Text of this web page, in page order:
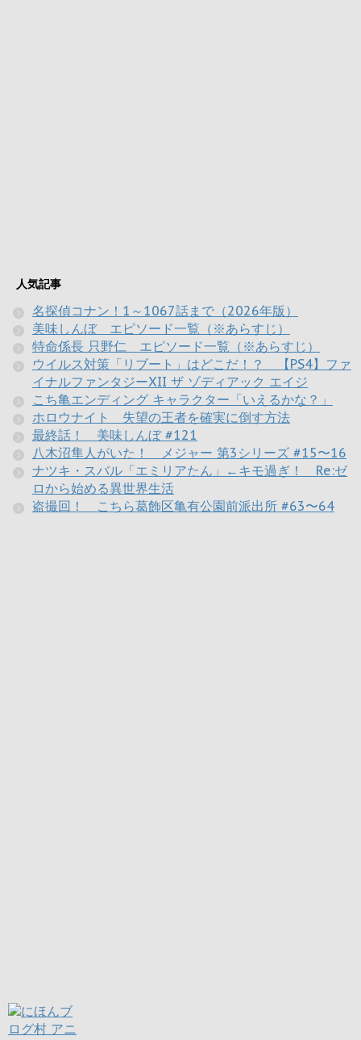
人気記事
名探偵コナン！1～1067話まで（2026年版）
美味しんぼ エピソード一覧（※あらすじ）
特命係長 只野仁 エピソード一覧（※あらすじ）
ウイルス対策「リブート」はどこだ！？ 【PS4】ファ
イナルファンタジーXII ザ ゾディアック エイジ
こち亀エンディング キャラクター「いえるかな？」
ホロウナイト 失望の王者を確実に倒す方法
最終話！ 美味しんぼ #121
八木沼隼人がいた！ メジャー 第3シリーズ #15〜16
ナツキ・スバル「エミリアたん」←キモ過ぎ！ Re:ゼ
ロから始める異世界生活
盗撮回！ こちら葛飾区亀有公園前派出所 #63〜64